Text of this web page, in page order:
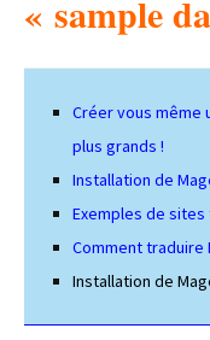
« sample
Créer vous même
plus grands !
Installation de
Exemples de
Comment traduire
Installation de